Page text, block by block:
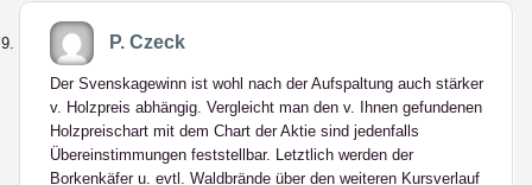
P. Czeck
Der Svenskagewinn ist wohl nach der Aufspaltung auch stärker
v. Holzpreis abhängig. Vergleicht man den v. Ihnen gefundenen
Holzpreischart mit dem Chart der Aktie sind jedenfalls
Übereinstimmungen feststellbar. Letztlich werden der
Borkenkäfer u. evtl. Waldbrände über den weiteren Kursverlauf